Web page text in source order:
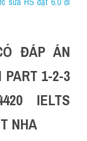
ĐÁP ÁN
PART 1-2-3
IELTS
NHA